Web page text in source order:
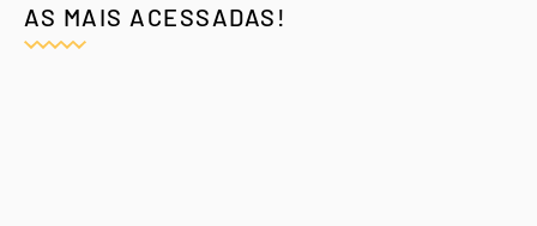
AS MAIS ACESSADAS!